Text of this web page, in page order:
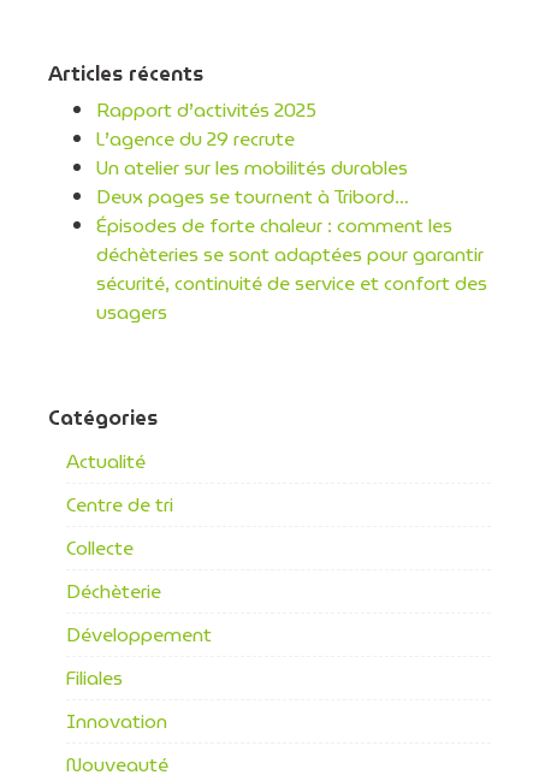
Articles récents
Rapport d’activités 2025
L’agence du 29 recrute
Un atelier sur les mobilités durables
Deux pages se tournent à Tribord…
Épisodes de forte chaleur : comment les
déchèteries se sont adaptées pour garantir
sécurité, continuité de service et confort des
usagers
Catégories
Actualité
Centre de tri
Collecte
Déchèterie
Développement
Filiales
Innovation
Nouveauté